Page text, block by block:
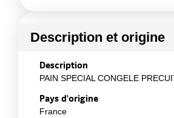
Description et origine
Description
PAIN SPECIAL CONGELE
Pays d'origine
France